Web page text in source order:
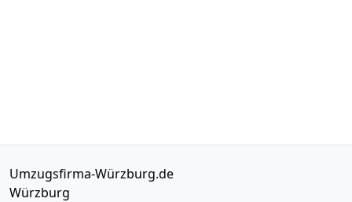
Umzugsfirma-Würzburg.de
Würzburg